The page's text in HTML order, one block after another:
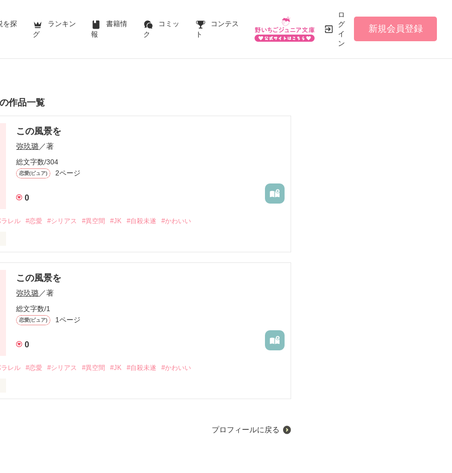
を探
ランキン
グ
書籍情
報
コミッ
ク
コンテス
ト
ロ
グ
イ
ン
新規会員登録
作品一覧
この風景を
弥玖璐 ／著
総文字数/304
恋愛(ピュア) 2ページ
0
レル #恋愛 #シリアス #異空間 #JK #自殺未遂 #かわいい
この風景を
弥玖璐 ／著
総文字数/1
恋愛(ピュア) 1ページ
0
レル #恋愛 #シリアス #異空間 #JK #自殺未遂 #かわいい
プロフィールに戻る